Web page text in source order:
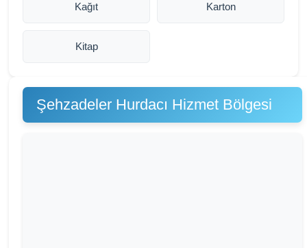
Kağıt Karton
Kitap
Şehzadeler Hurdacı Hizmet Bölgesi